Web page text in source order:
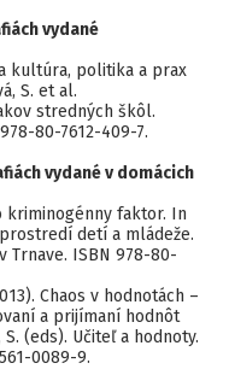
vydané
kultúra, politika a prax
S. et al.
stredných škôl.
80-7612-409-7.
vydané v domácich
kriminogénny faktor. In
detí a mládeže.
Trnave. ISBN 978-80-
Chaos v hodnotách –
a prijímaní hodnôt
(eds). Učiteľ a hodnoty.
0089-9.